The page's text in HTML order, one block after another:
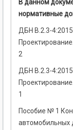
В данном
нормативные
ДБН В.2.3-
2
ДБН В.2.3-
1
Пособие № 1
автомобильных